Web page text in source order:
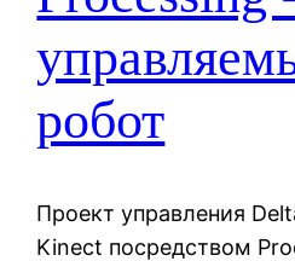
робот
Проект управления
Kinect посредством